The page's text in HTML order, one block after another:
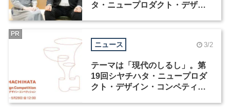
タ・ニュープロダクト・デザイ
ニュース 3/2
テーマは「現代のしるし」。第
19回シヤチハタ・ニュープロダ
クト・デザイン・コンペティシ
PR